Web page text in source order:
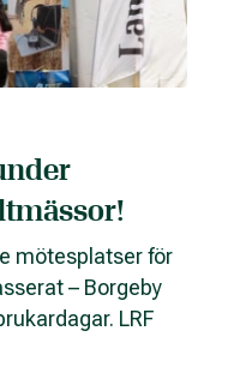
mötesplatser för
– Borgeby
LRF